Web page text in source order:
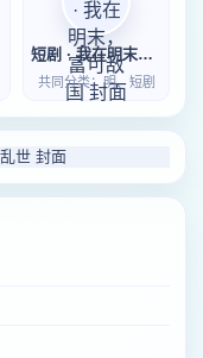
短剧 · 我在明末，富可敌国
共同分类：明、短剧